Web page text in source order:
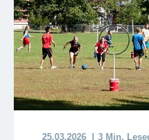
25.03.2026 3 Min.